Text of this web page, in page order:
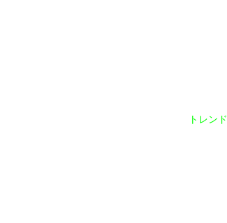
トレンド